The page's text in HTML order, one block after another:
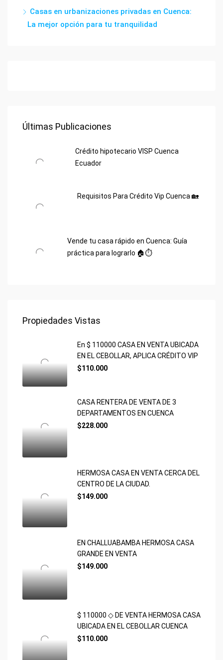
Casas en urbanizaciones privadas en Cuenca:
La mejor opción para tu tranquilidad
Últimas Publicaciones
Crédito hipotecario VISP Cuenca
Ecuador
Requisitos Para Crédito Vip Cuenca 🏡
Vende tu casa rápido en Cuenca: Guía
práctica para lograrlo 🏠⏱️
Propiedades Vistas
En $ 110000 CASA EN VENTA UBICADA
EN EL CEBOLLAR, APLICA CRÉDITO VIP
$110.000
CASA RENTERA DE VENTA DE 3
DEPARTAMENTOS EN CUENCA
$228.000
HERMOSA CASA EN VENTA CERCA DEL
CENTRO DE LA CIUDAD.
$149.000
EN CHALLUABAMBA HERMOSA CASA
GRANDE EN VENTA
$149.000
$ 110000 ◇ DE VENTA HERMOSA CASA
UBICADA EN EL CEBOLLAR CUENCA
$110.000